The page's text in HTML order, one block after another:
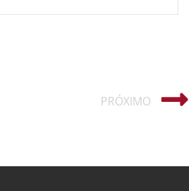
PRÓXIMO